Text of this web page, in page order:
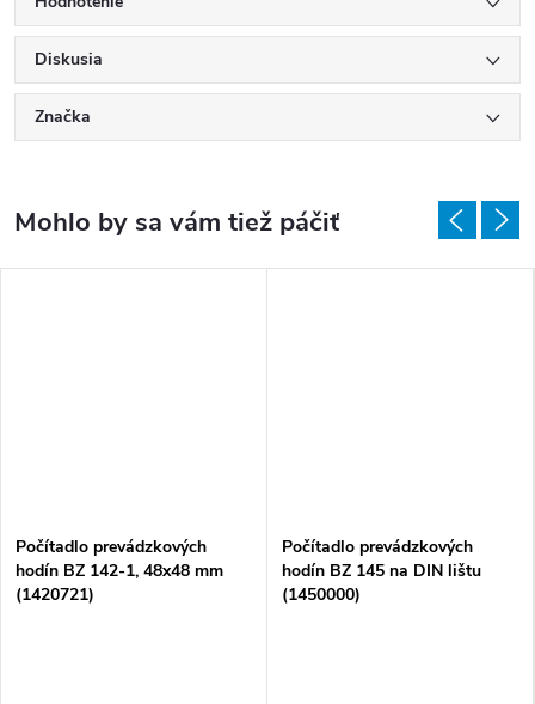
Diskusia
Značka
Počítadlo prevádzkových
hodín BZ 142-1, 48x48 mm
(1420721)
Počítadlo prevádzkových
hodín BZ 145 na DIN lištu
(1450000)